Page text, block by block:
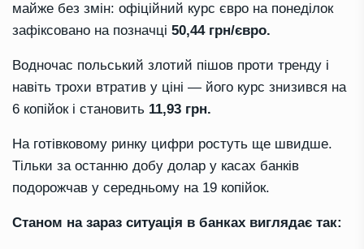
майже без змін: офіційний курс євро на понеділок
зафіксовано на позначці 50,44 грн/євро.
Водночас польський злотий пішов проти тренду і
навіть трохи втратив у ціні — його курс знизився на
6 копійок і становить 11,93 грн.
На готівковому ринку цифри ростуть ще швидше.
Тільки за останню добу долар у касах банків
подорожчав у середньому на 19 копійок.
Станом на зараз ситуація в банках виглядає так: